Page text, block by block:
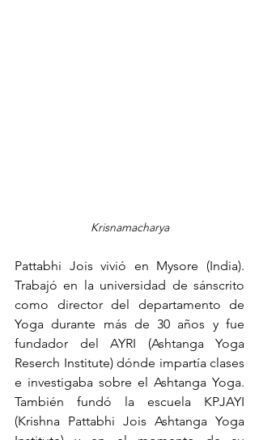
Krisnamacharya
Pattabhi Jois vivió en Mysore (India).
Trabajó en la universidad de sánscrito
como director del departamento de
Yoga durante más de 30 años y fue
fundador del AYRI (Ashtanga Yoga
Reserch Institute) dónde impartía clases
e investigaba sobre el Ashtanga Yoga.
También fundó la escuela KPJAYI
(Krishna Pattabhi Jois Ashtanga Yoga